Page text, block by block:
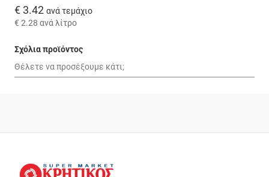
€ 3.42 ανά τεμάχιο
€ 2.28 ανά λίτρο
Σχόλια προϊόντος